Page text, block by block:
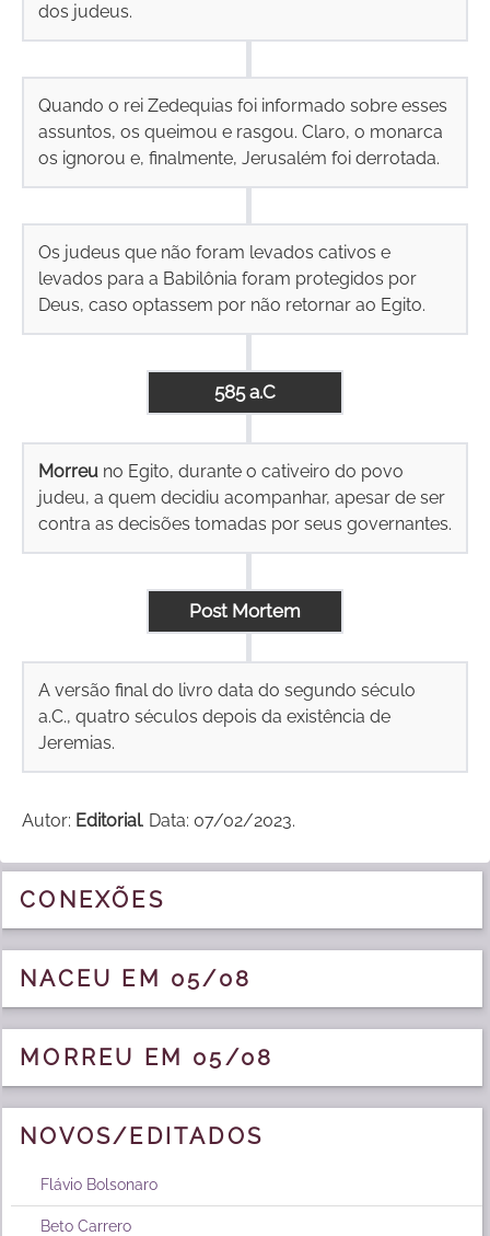
dos judeus.
Quando o rei Zedequias foi informado sobre esses
assuntos, os queimou e rasgou. Claro, o monarca
os ignorou e, finalmente, Jerusalém foi derrotada.
Os judeus que não foram levados cativos e
levados para a Babilônia foram protegidos por
Deus, caso optassem por não retornar ao Egito.
585 a.C
Morreu no Egito, durante o cativeiro do povo
judeu, a quem decidiu acompanhar, apesar de ser
contra as decisões tomadas por seus governantes.
Post Mortem
A versão final do livro data do segundo século
a.C., quatro séculos depois da existência de
Jeremias.
Autor: Editorial. Data: 07/02/2023.
CONEXÕES
NACEU EM 05/08
MORREU EM 05/08
NOVOS/EDITADOS
Flávio Bolsonaro
Beto Carrero